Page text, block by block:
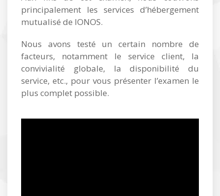
principalement les services d’hébergement
mutualisé de IONOS.
Nous avons testé un certain nombre de
facteurs, notamment le service client, la
convivialité globale, la disponibilité du
service, etc., pour vous présenter l’examen le
plus complet possible.